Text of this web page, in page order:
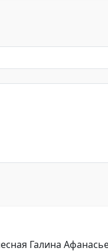
Галина